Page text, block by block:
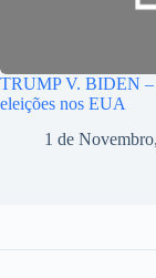
TRUMP V. BIDEN –
eleições nos EUA
1 de